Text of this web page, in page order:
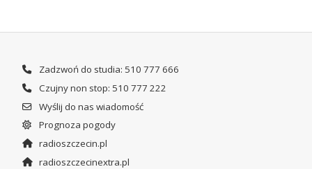
Zadzwoń do studia: 510 777 666
Czujny non stop: 510 777 222
Wyślij do nas wiadomość
Prognoza pogody
radioszczecin.pl
radioszczecinextra.pl